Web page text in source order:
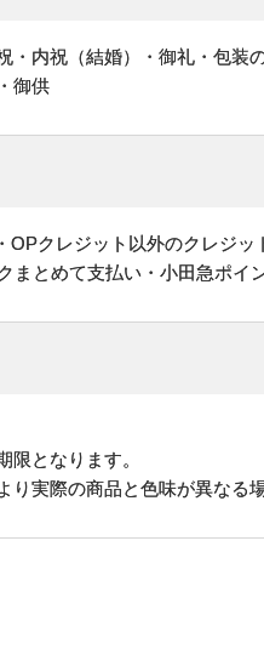
内祝（結婚）・御礼・包装
御供
クレジット以外のクレジ
まとめて支払い・小田急ポイ
となります。
実際の商品と色味が異なる